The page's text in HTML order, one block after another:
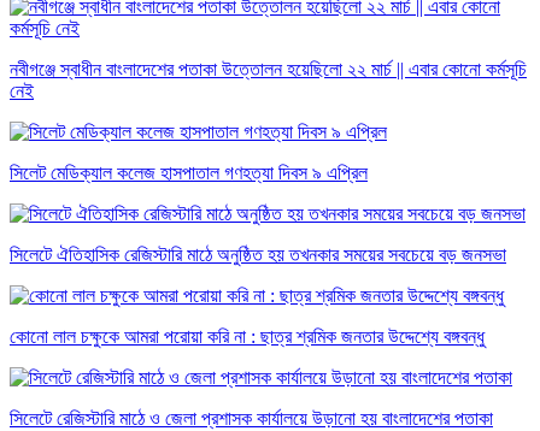
নবীগঞ্জে স্বাধীন বাংলাদেশের পতাকা উত্তোলন হয়েছিলো ২২ মার্চ || এবার কোনো কর্মসূচি
নেই
সিলেট মেডিক্যাল কলেজ হাসপাতাল গণহত্যা দিবস ৯ এপ্রিল
সিলেটে ঐতিহাসিক রেজিস্টারি মাঠে অনুষ্ঠিত হয় তখনকার সময়ের সবচেয়ে বড় জনসভা
কোনো লাল চক্ষুকে আমরা পরোয়া করি না : ছাত্র শ্রমিক জনতার উদ্দেশ্যে বঙ্গবন্ধু
সিলেটে রেজিস্টারি মাঠে ও জেলা প্রশাসক কার্যালয়ে উড়ানো হয় বাংলাদেশের পতাকা